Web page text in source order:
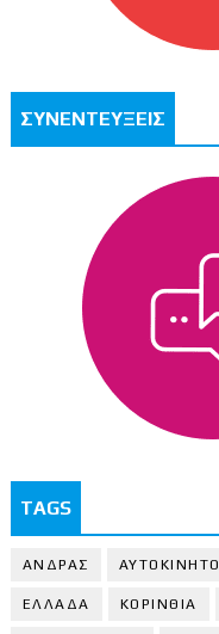
ΣΥΝΕΝΤΕΥΞΕΙΣ
TAGS
ΑΝΔΡΑΣ ΑΥΤΟΚΙΝΗΤΟ
ΕΛΛΑΔΑ ΚΟΡΙΝΘΙΑ